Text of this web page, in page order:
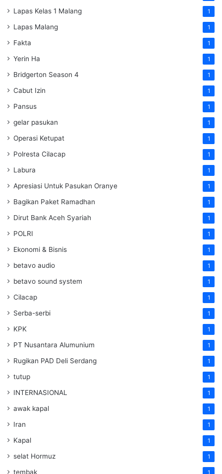
Lapas Kelas 1 Malang 1
Lapas Malang 1
Fakta 1
Yerin Ha 1
Bridgerton Season 4 1
Cabut Izin 1
Pansus 1
gelar pasukan 1
Operasi Ketupat 1
Polresta Cilacap 1
Labura 1
Apresiasi Untuk Pasukan Oranye 1
Bagikan Paket Ramadhan 1
Dirut Bank Aceh Syariah 1
POLRI 1
Ekonomi & Bisnis 1
betavo audio 1
betavo sound system 1
Cilacap 1
Serba-serbi 1
KPK 1
PT Nusantara Alumunium 1
Rugikan PAD Deli Serdang 1
tutup 1
INTERNASIONAL 1
awak kapal 1
Iran 1
Kapal 1
selat Hormuz 1
tembak 1